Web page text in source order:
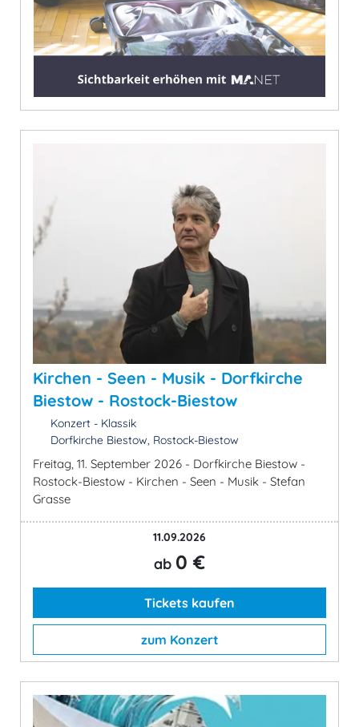
Kirchen - Seen - Musik - Dorfkirche
Biestow - Rostock-Biestow
Konzert - Klassik
Dorfkirche Biestow, Rostock-Biestow
Freitag, 11. September 2026 - Dorfkirche Biestow -
Rostock-Biestow - Kirchen - Seen - Musik - Stefan
Grasse
11.09.2026
ab 0 €
Tickets kaufen
zum Konzert